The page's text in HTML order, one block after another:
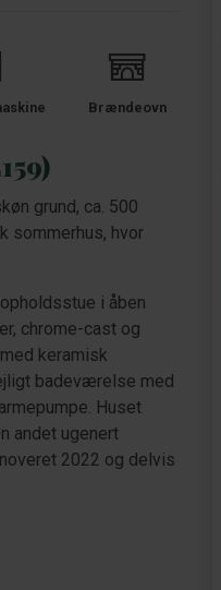
Brændeovn
grund, ca. 500
sommerhus, hvor
i åben
chrome-cast og
keramisk
badeværelse med
Huset
andet ugenert
2022 og delvis